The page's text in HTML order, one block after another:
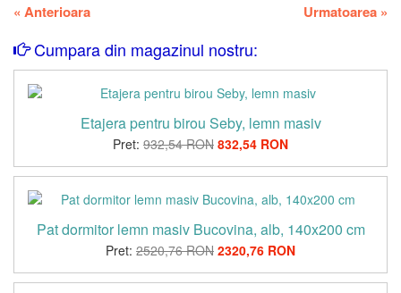
« Anterioara Urmatoarea »
Cumpara din magazinul nostru:
Etajera pentru birou Seby, lemn masiv
Pret: 932,54 RON 832,54 RON
Pat dormitor lemn masiv Bucovina, alb, 140x200 cm
Pret: 2520,76 RON 2320,76 RON